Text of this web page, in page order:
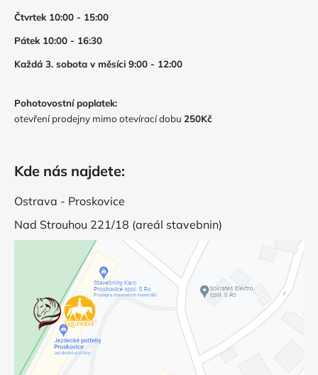
Čtvrtek 10:00 - 15:00
Pátek 10:00 - 16:30
Každá 3. sobota v měsíci 9:00 - 12:00
Pohotovostní poplatek:
otevření prodejny mimo otevírací dobu 250Kč
Kde nás najdete:
Ostrava - Proskovice
Nad Strouhou 221/18 (areál stavebnin)